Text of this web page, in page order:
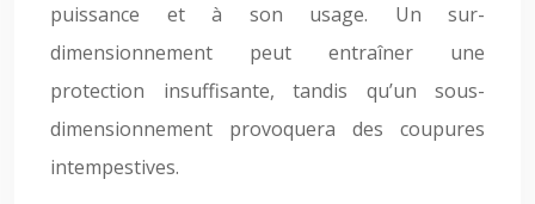
puissance et à son usage. Un sur-
dimensionnement peut entraîner une
protection insuffisante, tandis qu’un sous-
dimensionnement provoquera des coupures
intempestives.